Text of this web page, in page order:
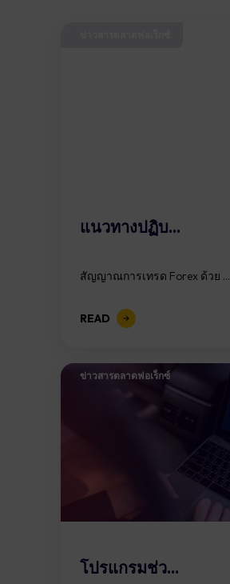
แนวทางปฏิบ...
สัญญาณการเทรด Forex ด้วย ...
READ
ข่าวสารตลาดฟอเร็กซ์
โปรแกรมช่ว...